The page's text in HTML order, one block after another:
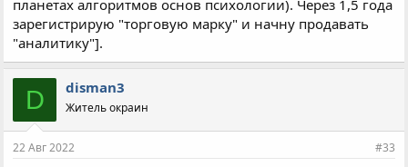
планетах алгоритмов основ психологии). Через 1,5 года
зарегистрирую "торговую марку" и начну продавать
"аналитику"].
D disman3
Житель окраин
22 Авг 2022 #33